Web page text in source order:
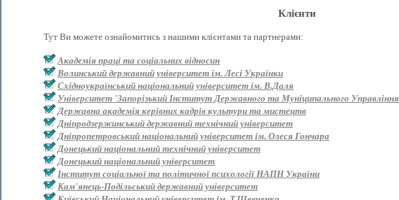
Клієнти
Тут Ви можете ознайомитись з нашими клієнтами та партнерами:
Академія праці та соціальних відносин
Волинський державний університет ім. Лесі Українки
Східноукраїнський національний університет ім. В.Даля
Університет 'Запорізький Інститут Державного та Муніципального
Державна академія керівних кадрів культури та мистецтв
Дніпродзержинський державний технічний університет
Дніпропетровський національний університет ім. Олеся Гончара
Донецький національний технічний університет
Донецький національний університет
Інститут соціальної та політичної психології НАПН України
Кам'янець-Подільський державний університет